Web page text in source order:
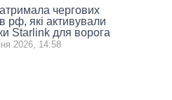
чергових
рф, які активували
Starlink для ворога
2026, 14:58